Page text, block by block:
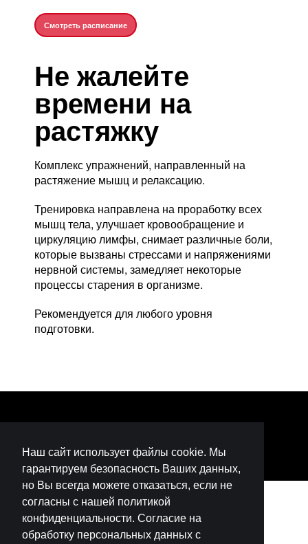
Наш сайт использует файлы cookie. Мы
гарантируем безопасность Ваших данных,
но Вы всегда можете отказаться, если не
согласны с нашей политикой
конфиденциальности. Согласие на
обработку персональных данных с
Смотреть расписание
Не жалейте
времени на
растяжку
Комплекс упражнений, направленный на
растяжение мышц и релаксацию.
Тренировка направлена на проработку всех
мышц тела, улучшает кровообращение и
циркуляцию лимфы, снимает различные боли,
которые вызваны стрессами и напряжениями
нервной системы, замедляет некоторые
процессы старения в организме.
Рекомендуется для любого уровня
подготовки.